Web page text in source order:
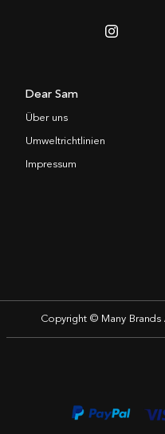
Dear Sam
Über uns
Umweltrichtlinien
Impressum
Copyright © Many